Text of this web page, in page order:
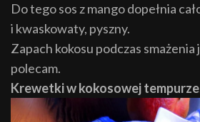
Do tego sos z mango dopełnia
i kwaskowaty, pyszny.
Zapach kokosu podczas
polecam.
Krewetki w kokosowej